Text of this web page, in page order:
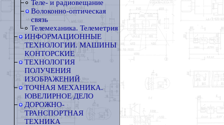
Теле- и радиовещание
Волоконно-оптическая
связь
Телемеханика. Телеметрия
ИНФОРМАЦИОННЫЕ
ТЕХНОЛОГИИ. МАШИНЫ
КОНТОРСКИЕ
ТЕХНОЛОГИЯ
ПОЛУЧЕНИЯ
ИЗОБРАЖЕНИЙ
ТОЧНАЯ МЕХАНИКА.
ЮВЕЛИРНОЕ ДЕЛО
ДОРОЖНО-
ТРАНСПОРТНАЯ
ТЕХНИКА